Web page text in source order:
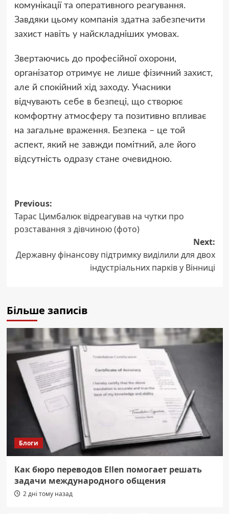
комунікації та оперативного реагування.
Завдяки цьому компанія здатна забезпечити
захист навіть у найскладніших умовах.
Звертаючись до професійної охорони,
організатор отримує не лише фізичний захист,
але й спокійний хід заходу. Учасники
відчувають себе в безпеці, що створює
комфортну атмосферу та позитивно впливає
на загальне враження. Безпека – це той
аспект, який не завжди помітний, але його
відсутність одразу стане очевидною.
Post
navigation
Previous:
Тарас Цимбалюк відреагував на чутки про
розставання з дівчиною (фото)
Next:
Державну фінансову підтримку виділили для двох
індустріальних парків у Вінниці
Більше записів
Блоги
Как бюро переводов Ellen помогает решать
задачи международного общения
2 дні тому назад